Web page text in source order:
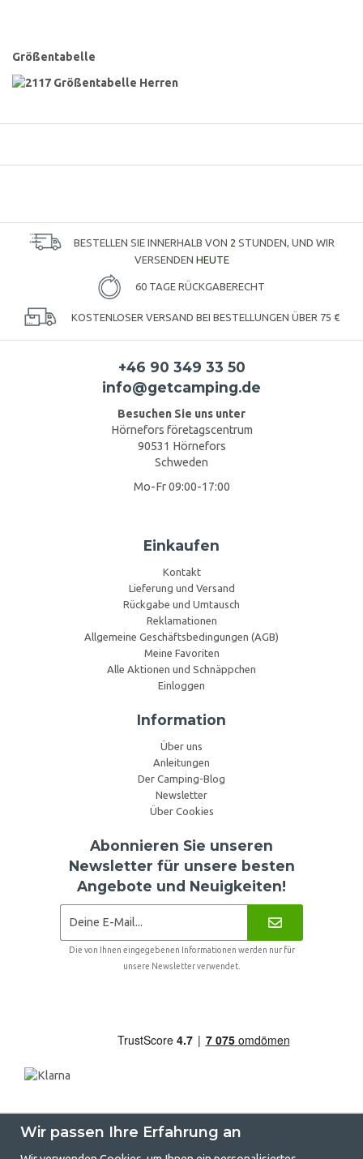
Größentabelle
BESTELLEN SIE INNERHALB VON 2 STUNDEN, UND WIR
VERSENDEN HEUTE
60 TAGE RÜCKGABERECHT
KOSTENLOSER VERSAND BEI BESTELLUNGEN ÜBER 75 €
+46 90 349 33 50
info@getcamping.de
Besuchen Sie uns unter
Hörnefors företagscentrum
90531 Hörnefors
Schweden
Mo-Fr 09:00-17:00
Einkaufen
Kontakt
Lieferung und Versand
Rückgabe und Umtausch
Reklamationen
Allgemeine Geschäftsbedingungen (AGB)
Meine Favoriten
Alle Aktionen und Schnäppchen
Einloggen
Information
Über uns
Anleitungen
Der Camping-Blog
Newsletter
Über Cookies
Abonnieren Sie unseren
Newsletter für unsere besten
Angebote und Neuigkeiten!
Die von Ihnen eingegebenen Informationen werden nur für
unsere Newsletter verwendet.
Wir passen Ihre Erfahrung an